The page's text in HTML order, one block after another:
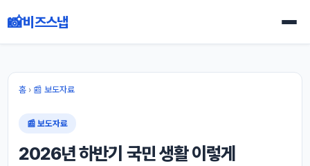
📸비즈스냅
홈› 📰 보도자료
📰 보도자료
2026년 하반기 국민 생활 이렇게